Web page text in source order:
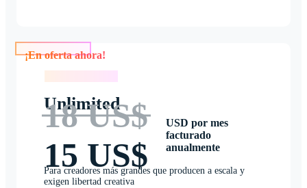
Unlimited
18 US$
15 US$
USD por mes
facturado
anualmente
Para creadores más grandes que producen a escala y
exigen libertad creativa